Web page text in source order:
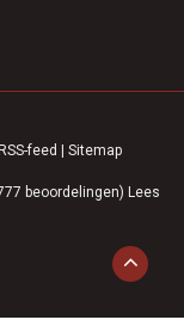
RSS-feed Sitemap
beoordelingen) Lees